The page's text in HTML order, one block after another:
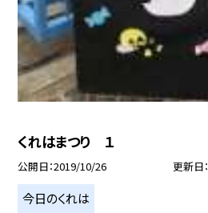
くれはまつり １
公開日 2019/10/26 更新日
今日のくれは